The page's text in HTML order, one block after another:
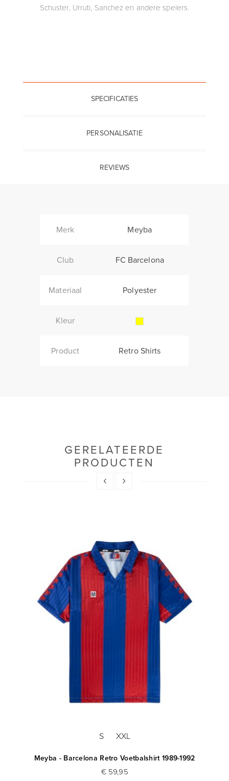
Schuster, Urruti, Sanchez en andere spelers.
SPECIFICATIES
PERSONALISATIE
REVIEWS
Merk Meyba
Club FC Barcelona
Materiaal Polyester
Kleur
Product Retro Shirts
GERELATEERDE
PRODUCTEN
S XXL
Meyba - Barcelona Retro Voetbalshirt 1989-1992
€ 59,95